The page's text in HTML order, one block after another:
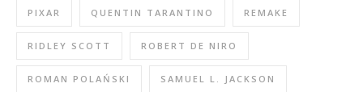
PIXAR QUENTIN TARANTINO REMAKE
RIDLEY SCOTT ROBERT DE NIRO
ROMAN POLAŃSKI SAMUEL L. JACKSON